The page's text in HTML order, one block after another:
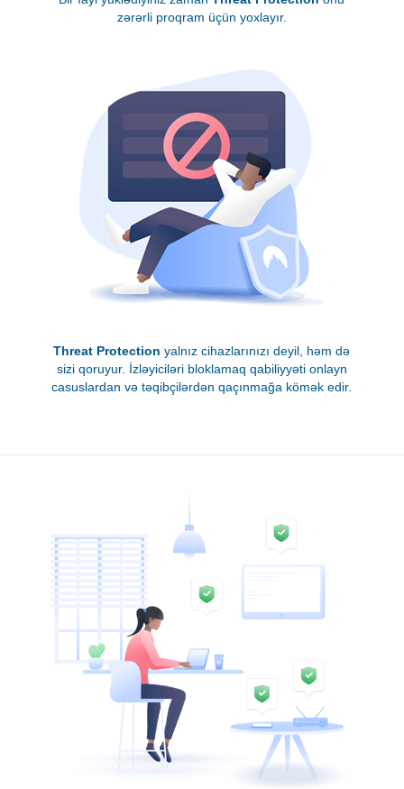
zərərli proqram üçün yoxlayır.
Threat Protection yalnız cihazlarınızı deyil, həm də
sizi qoruyur. İzləyiciləri bloklamaq qabiliyyəti onlayn
casuslardan və təqibçilərdən qaçınmağa kömək edir.